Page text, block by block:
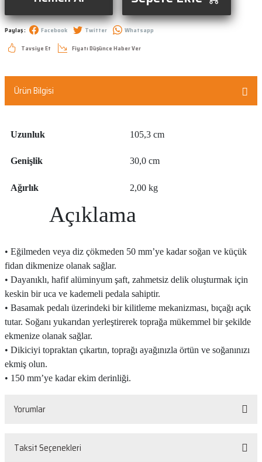
Paylaş : Facebook Twitter
Whatsapp
Tavsiye Et
Fiyatı Düşünce Haber Ver
Ürün Bilgisi
Uzunluk 105,3 cm
Genişlik 30,0 cm
Ağırlık 2,00 kg
Açıklama
• Eğilmeden veya diz çökmeden 50 mm’ye kadar soğan ve küçük
fidan dikmenize olanak sağlar.
• Dayanıklı, hafif alüminyum şaft, zahmetsiz delik oluşturmak için
keskin bir uca ve kademeli pedala sahiptir.
• Basamak pedalı üzerindeki bir kilitleme mekanizması, bıçağı açık
tutar. Soğanı yukarıdan yerleştirerek toprağa mükemmel bir şekilde
ekmenize olanak sağlar.
• Dikiciyi topraktan çıkartın, toprağı ayağınızla örtün ve soğanınızı
ekmiş olun.
• 150 mm’ye kadar ekim derinliği.
Yorumlar
Taksit Seçenekleri